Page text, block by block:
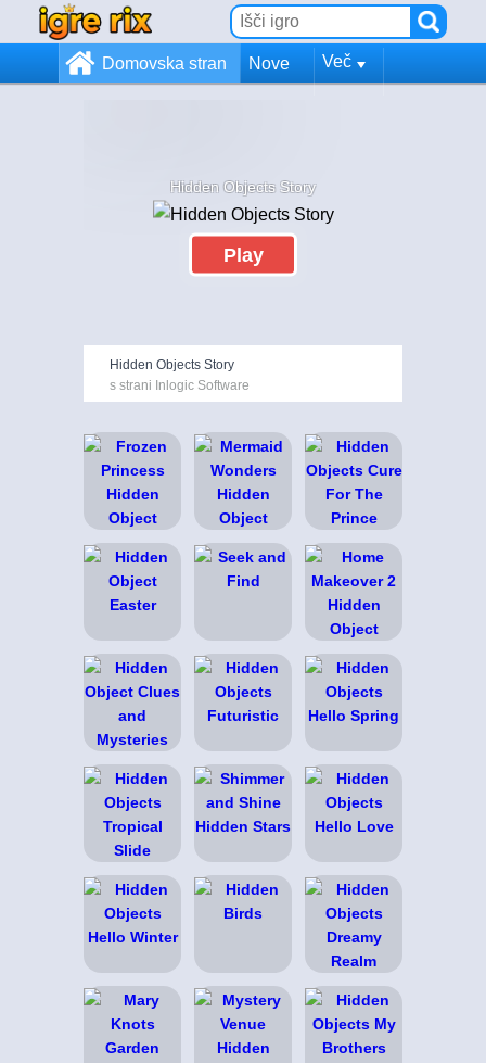
Domovska stran Nove Več
Hidden Objects Story
Play
Hidden Objects Story
s strani Inlogic Software